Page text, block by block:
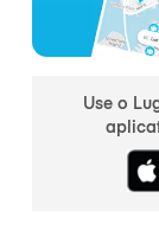
Use o